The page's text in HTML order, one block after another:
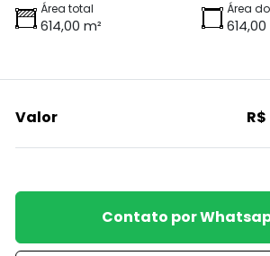
Área total
614,00 m²
Área
614,00
Valor
Contato por